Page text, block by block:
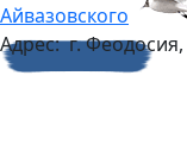
Айвазовского
Адрес:г.